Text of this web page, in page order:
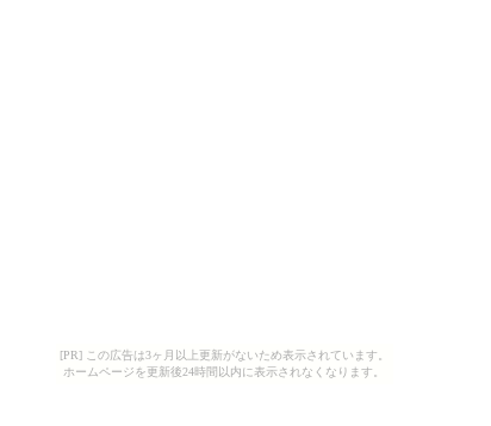
[PR] この広告は3ヶ月以上更新がないため表示されています。
ホームページを更新後24時間以内に表示されなくなります。